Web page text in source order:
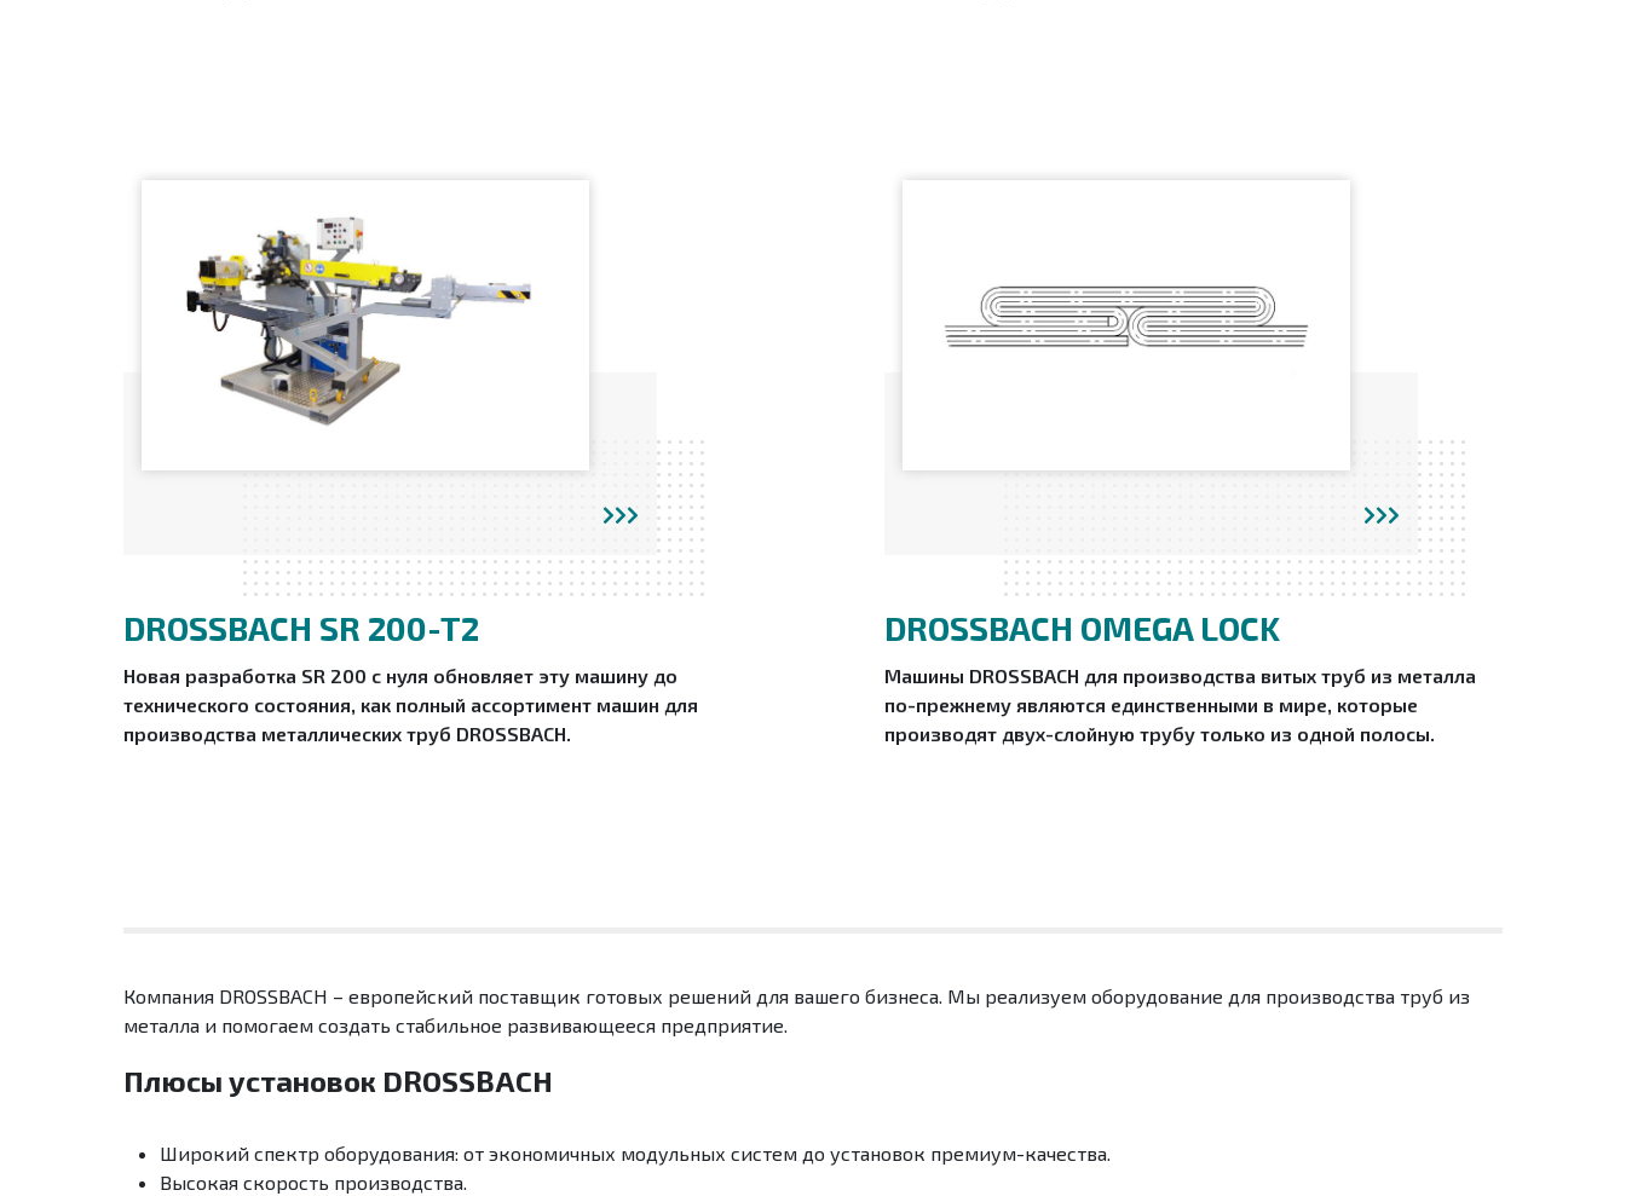
DROSSBACH SR 200-T2
Новая разработка SR 200 с нуля обновляет эту машину до
технического состояния, как полный ассортимент машин для
производства металлических труб DROSSBACH.
DROSSBACH OMEGA LOCK
Машины DROSSBACH для производства витых труб из металла
по-прежнему являются единственными в мире, которые
производят двух-слойную трубу только из одной полосы.
Компания DROSSBACH – европейский поставщик готовых решений для вашего бизнеса. Мы реализуем оборудование для производства труб из
металла и помогаем создать стабильное развивающееся предприятие.
Плюсы установок DROSSBACH
Широкий спектр оборудования: от экономичных модульных систем до установок премиум-качества.
Высокая скорость производства.